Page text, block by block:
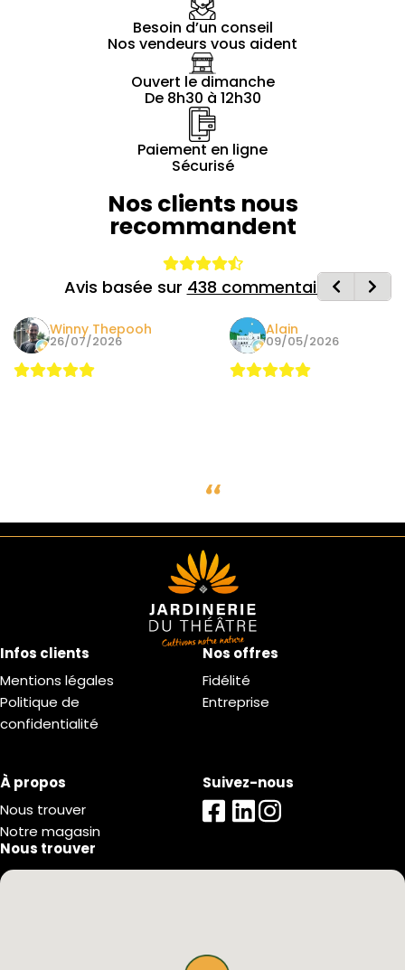
Besoin d’un conseil
Nos vendeurs vous aident
Ouvert le dimanche
De 8h30 à 12h30
Paiement en ligne
Sécurisé
Nos clients nous
recommandent
Avis basée sur 438 commentaires
Winny Thepooh
26/07/2026
Alain
09/05/2026
Infos clients
Mentions légales
Politique de
confidentialité
Nos offres
Fidélité
Entreprise
À propos
Nous trouver
Notre magasin
Suivez-nous
Nous trouver